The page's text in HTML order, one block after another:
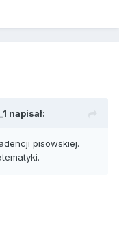
napisał:
pisowskiej.